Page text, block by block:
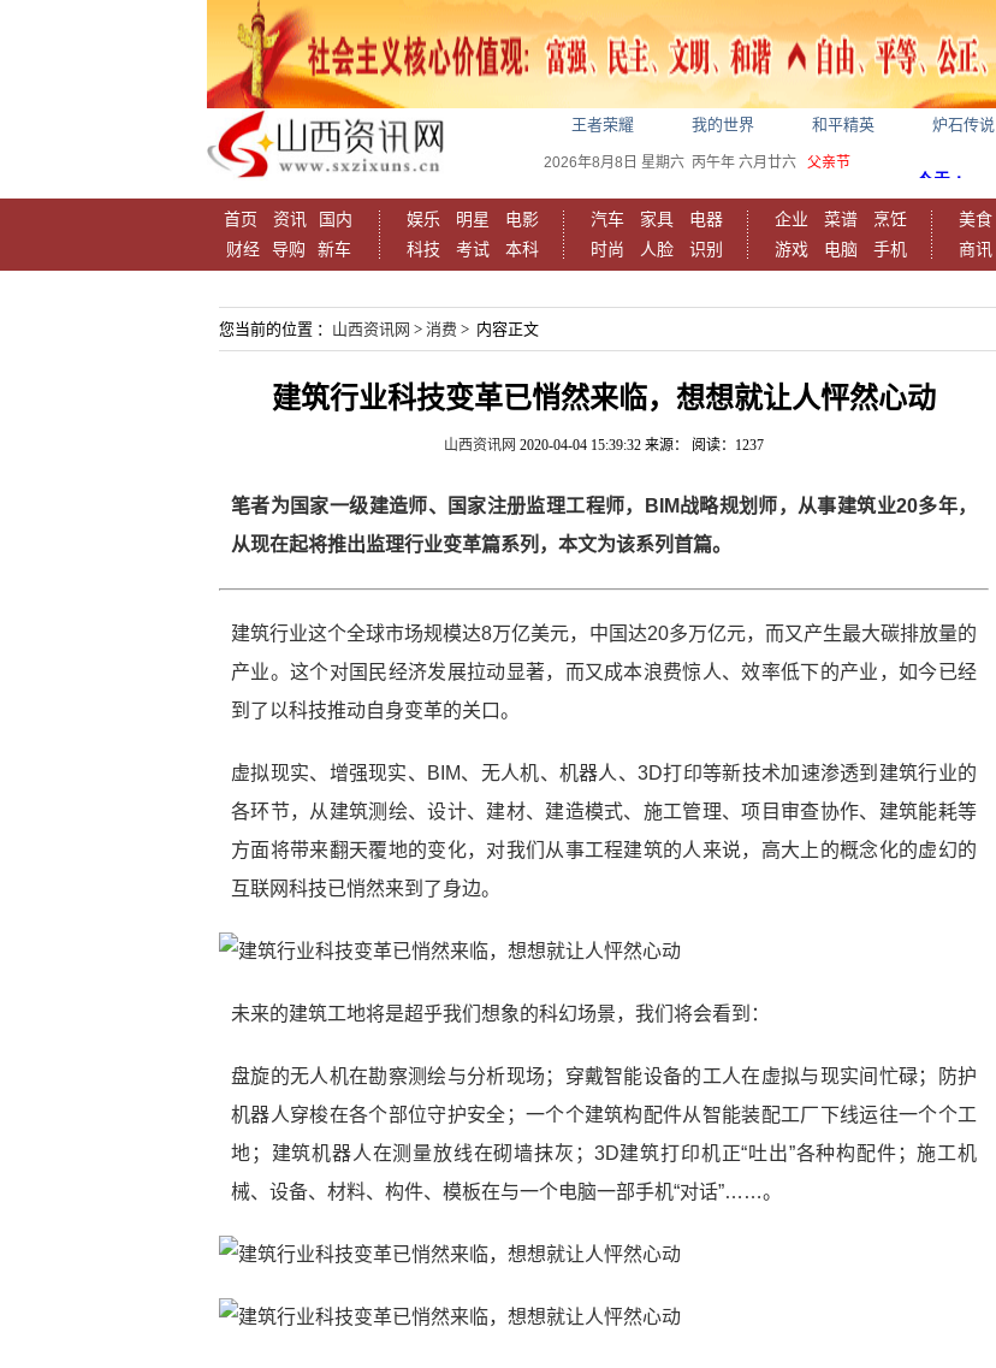
王者荣耀 我的世界 和平精英 炉石传说
2026年8月8日 星期六 丙午年 六月廿六 父亲节
首页 资讯
国内
财经
导购 新车
娱乐 明星
电影
科技
考试 本科
汽车 家具
电器
时尚
人脸 识别
企业 菜谱
烹饪
游戏
电脑 手机
美食
商讯
您当前的位置 ： 山西资讯网 > 消费 > 内容正文
建筑行业科技变革已悄然来临，想想就让人怦然心动
山西资讯网 2020-04-04 15:39:32 来源： 阅读：1237
笔者为国家一级建造师、国家注册监理工程师，BIM战略规划师，从事建筑业20多年，
从现在起将推出监理行业变革篇系列，本文为该系列首篇。
建筑行业这个全球市场规模达8万亿美元，中国达20多万亿元，而又产生最大碳排放量的
产业。这个对国民经济发展拉动显著，而又成本浪费惊人、效率低下的产业，如今已经
到了以科技推动自身变革的关口。
虚拟现实、增强现实、BIM、无人机、机器人、3D打印等新技术加速渗透到建筑行业的
各环节，从建筑测绘、设计、建材、建造模式、施工管理、项目审查协作、建筑能耗等
方面将带来翻天覆地的变化，对我们从事工程建筑的人来说，高大上的概念化的虚幻的
互联网科技已悄然来到了身边。
未来的建筑工地将是超乎我们想象的科幻场景，我们将会看到：
盘旋的无人机在勘察测绘与分析现场；穿戴智能设备的工人在虚拟与现实间忙碌；防护
机器人穿梭在各个部位守护安全；一个个建筑构配件从智能装配工厂下线运往一个个工
地；建筑机器人在测量放线在砌墙抹灰；3D建筑打印机正“吐出”各种构配件；施工机
械、设备、材料、构件、模板在与一个电脑一部手机“对话”……。